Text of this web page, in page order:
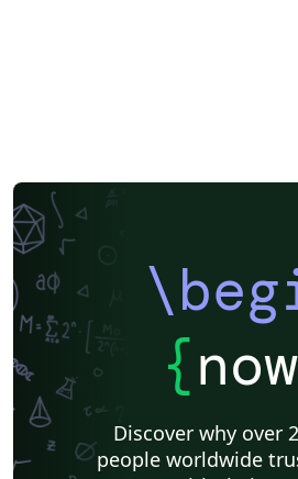
{now
Discover why over
people worldwide